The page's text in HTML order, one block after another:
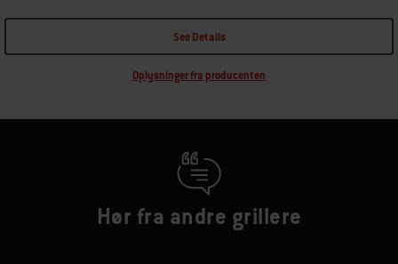
See Details
Oplysninger fra producenten
Hør fra andre grillere